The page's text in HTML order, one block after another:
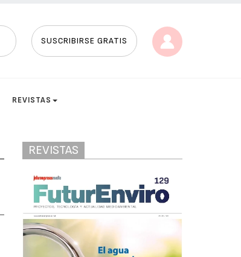
SUSCRIBIRSE GRATIS
REVISTAS
REVISTAS